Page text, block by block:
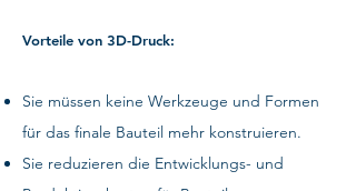
Vorteile von 3D-Druck:
Sie müssen keine Werkzeuge und Formen
für das finale Bauteil mehr konstruieren.
Sie reduzieren die Entwicklungs- und